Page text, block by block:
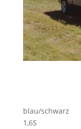
blau/schwarz
1,6S